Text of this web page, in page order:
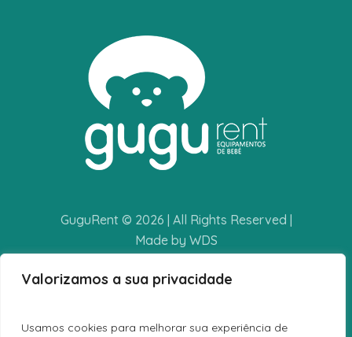
Valorizamos a sua privacidade
Usamos cookies para melhorar sua experiência de
GuguRent © 2026 | All Rights Reserved |
Made by WDS
TERMOS E CONDIÇÕES